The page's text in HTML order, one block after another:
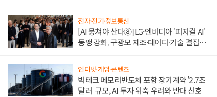
전자·전기·정보통신
[AI 뭉쳐야 산다⑧] LG·엔비디아 '피지컬 AI'
동맹 강화, 구광모 제조·데이터·기술 결집
인터넷·게임·콘텐츠
빅테크 메모리반도체 포함 장기계약 '2.7조
달러' 규모, AI 투자 위축 우려와 반대 신호